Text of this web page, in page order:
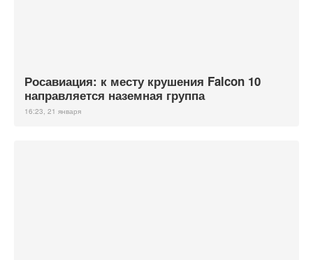
Росавиация: к месту крушения Falcon 10
направляется наземная группа
16:23, 21 января